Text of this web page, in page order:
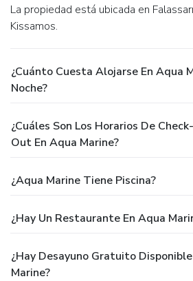
La propiedad está ubicada en Falassarna Platanos en
Kissamos.
¿Cuánto Cuesta Alojarse En Aqua
Noche?
¿Cuáles Son Los Horarios De
Out En Aqua Marine?
¿Aqua Marine Tiene Piscina?
¿Hay Un Restaurante En Aqua
¿Hay Desayuno Gratuito
Marine?